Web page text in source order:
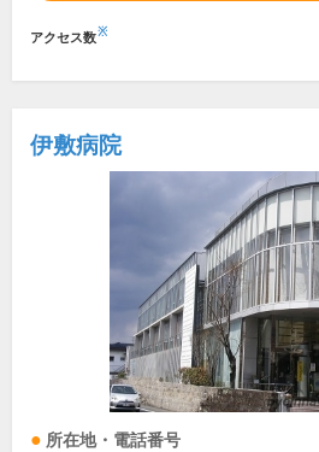
アクセス数※
伊敷病院
所在地・電話番号